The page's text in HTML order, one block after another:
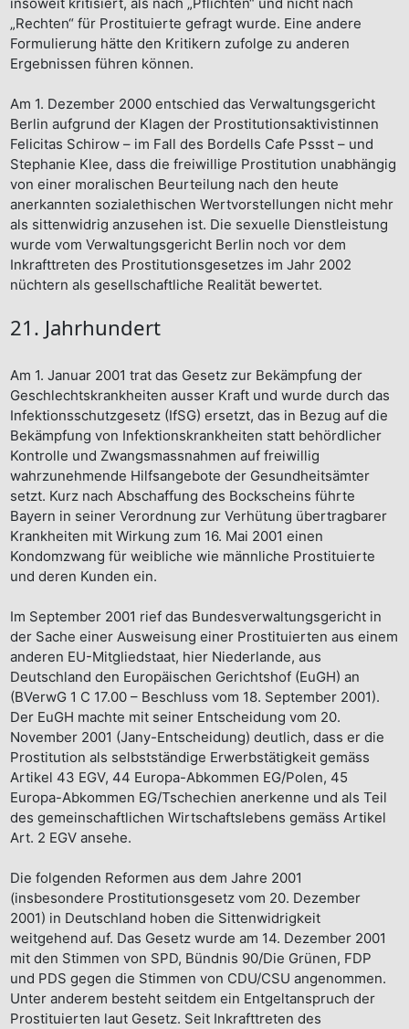
„Rechten“ für Prostituierte gefragt wurde. Eine andere
Formulierung hätte den Kritikern zufolge zu anderen
Ergebnissen führen können.
Am 1. Dezember 2000 entschied das Verwaltungsgericht
Berlin aufgrund der Klagen der Prostitutionsaktivistinnen
Felicitas Schirow – im Fall des Bordells Cafe Pssst – und
Stephanie Klee, dass die freiwillige Prostitution unabhängig
von einer moralischen Beurteilung nach den heute
anerkannten sozialethischen Wertvorstellungen nicht mehr
als sittenwidrig anzusehen ist. Die sexuelle Dienstleistung
wurde vom Verwaltungsgericht Berlin noch vor dem
Inkrafttreten des Prostitutionsgesetzes im Jahr 2002
nüchtern als gesellschaftliche Realität bewertet.
21. Jahrhundert
Am 1. Januar 2001 trat das Gesetz zur Bekämpfung der
Geschlechtskrankheiten ausser Kraft und wurde durch das
Infektionsschutzgesetz (IfSG) ersetzt, das in Bezug auf die
Bekämpfung von Infektionskrankheiten statt behördlicher
Kontrolle und Zwangsmassnahmen auf freiwillig
wahrzunehmende Hilfsangebote der Gesundheitsämter
setzt. Kurz nach Abschaffung des Bockscheins führte
Bayern in seiner Verordnung zur Verhütung übertragbarer
Krankheiten mit Wirkung zum 16. Mai 2001 einen
Kondomzwang für weibliche wie männliche Prostituierte
und deren Kunden ein.
Im September 2001 rief das Bundesverwaltungsgericht in
der Sache einer Ausweisung einer Prostituierten aus einem
anderen EU-Mitgliedstaat, hier Niederlande, aus
Deutschland den Europäischen Gerichtshof (EuGH) an
(BVerwG 1 C 17.00 – Beschluss vom 18. September 2001).
Der EuGH machte mit seiner Entscheidung vom 20.
November 2001 (Jany-Entscheidung) deutlich, dass er die
Prostitution als selbstständige Erwerbstätigkeit gemäss
Artikel 43 EGV, 44 Europa-Abkommen EG/Polen, 45
Europa-Abkommen EG/Tschechien anerkenne und als Teil
des gemeinschaftlichen Wirtschaftslebens gemäss Artikel
Art. 2 EGV ansehe.
Die folgenden Reformen aus dem Jahre 2001
(insbesondere Prostitutionsgesetz vom 20. Dezember
2001) in Deutschland hoben die Sittenwidrigkeit
weitgehend auf. Das Gesetz wurde am 14. Dezember 2001
mit den Stimmen von SPD, Bündnis 90/Die Grünen, FDP
und PDS gegen die Stimmen von CDU/CSU angenommen.
Unter anderem besteht seitdem ein Entgeltanspruch der
Prostituierten laut Gesetz. Seit Inkrafttreten des